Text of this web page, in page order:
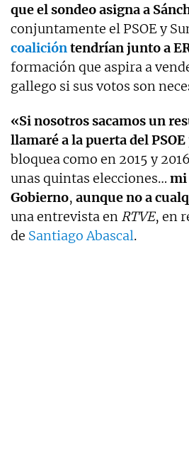
que el sondeo asigna a
conjuntamente el PSOE y
coalicióntendrían junto a
formación que aspira a
gallego si sus votos son
«Si nosotros sacamos un
llamaré a la puerta del PSOE
bloquea como en 2015 y
unas quintas elecciones… mi
Gobierno, aunque no a
una entrevista en RTVE, en
de Santiago Abascal.